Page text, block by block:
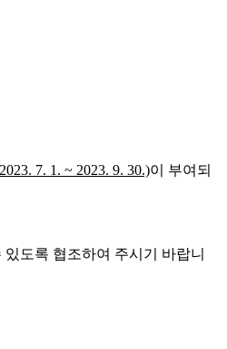
7. 1. ~ 2023. 9. 30.)이 부여되
도록 협조하여 주시기 바랍니